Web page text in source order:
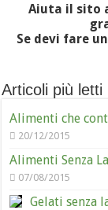
Aiuta il sito
Se devi fare
Articoli più letti
Alimenti che
20/12/2015
Alimenti Senza
07/08/2015
Gelati senza